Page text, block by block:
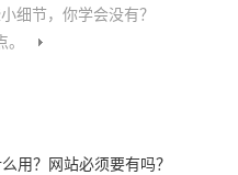
细节，你学会没有？
用？网站必须要有吗？